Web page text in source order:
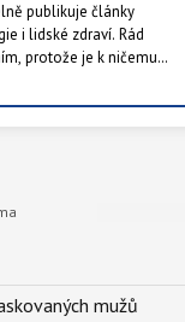
publikuje články
i lidské zdraví. Rád
protože je k ničemu
mužů